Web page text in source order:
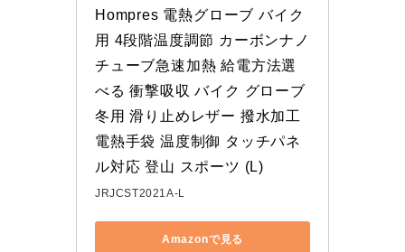
Hompres 電熱グローブ バイク
用 4段階温度調節 カーボンナノ
チューブ急速加熱 給電方法選
べる 衝撃吸収 バイク グローブ
冬用 滑り止めレザー 撥水加工
電熱手袋 温度制御 タッチパネ
ル対応 登山 スポーツ (L)
JRJCST2021A-L
Amazonで見る